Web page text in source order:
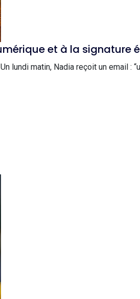
et à la signature
lundi matin, Nadia reçoit un email :